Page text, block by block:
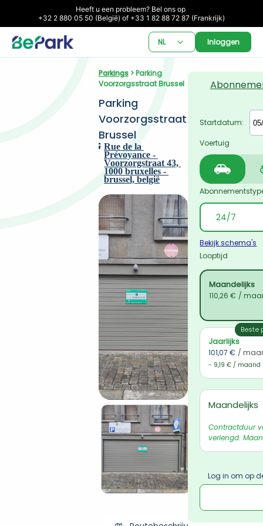
Heeft u een probleem? Bel ons op
+32 2 880 05 50 (België) of +33 1 82 88 72 87 (Frankrijk)
NL Inloggen
Parkings > Parking
Voorzorgsstraat Brussel
Parking
Voorzorgsstraat
Brussel
Rue de la
Prévoyance -
Voorzorgstraat 43,
1000 bruxelles -
brussel, belgië
Startdatum:
Voertuig
Bekijk schema's
Looptijd
Maandelijks
110,26 € /
Beste
Jaarlijks
101,07 € /
- 9,19 € / maand
Maandelijks
Contractduur
verlengd.
Log in om op